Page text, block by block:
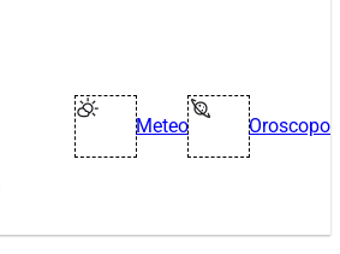
Meteo Oroscopo